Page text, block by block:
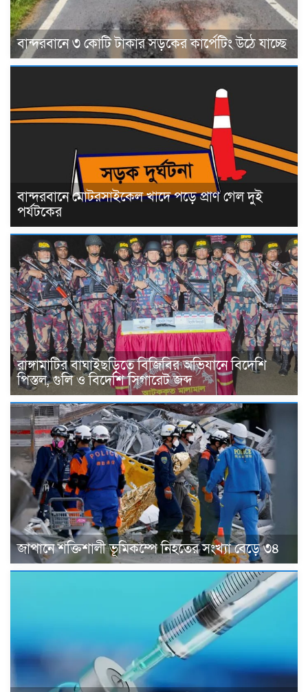
বান্দরবানে ৩ কোটি টাকার সড়কের কার্পেটিং উঠে যাচ্ছে
বান্দরবানে মোটরসাইকেল খাদে পড়ে প্রাণ গেল দুই
পর্যটকের
রাঙ্গামাটির বাঘাইছড়িতে বিজিবির অভিযানে বিদেশি
পিস্তল, গুলি ও বিদেশি সিগারেট জব্দ
জাপানে শক্তিশালী ভূমিকম্পে নিহতের সংখ্যা বেড়ে ৩৪